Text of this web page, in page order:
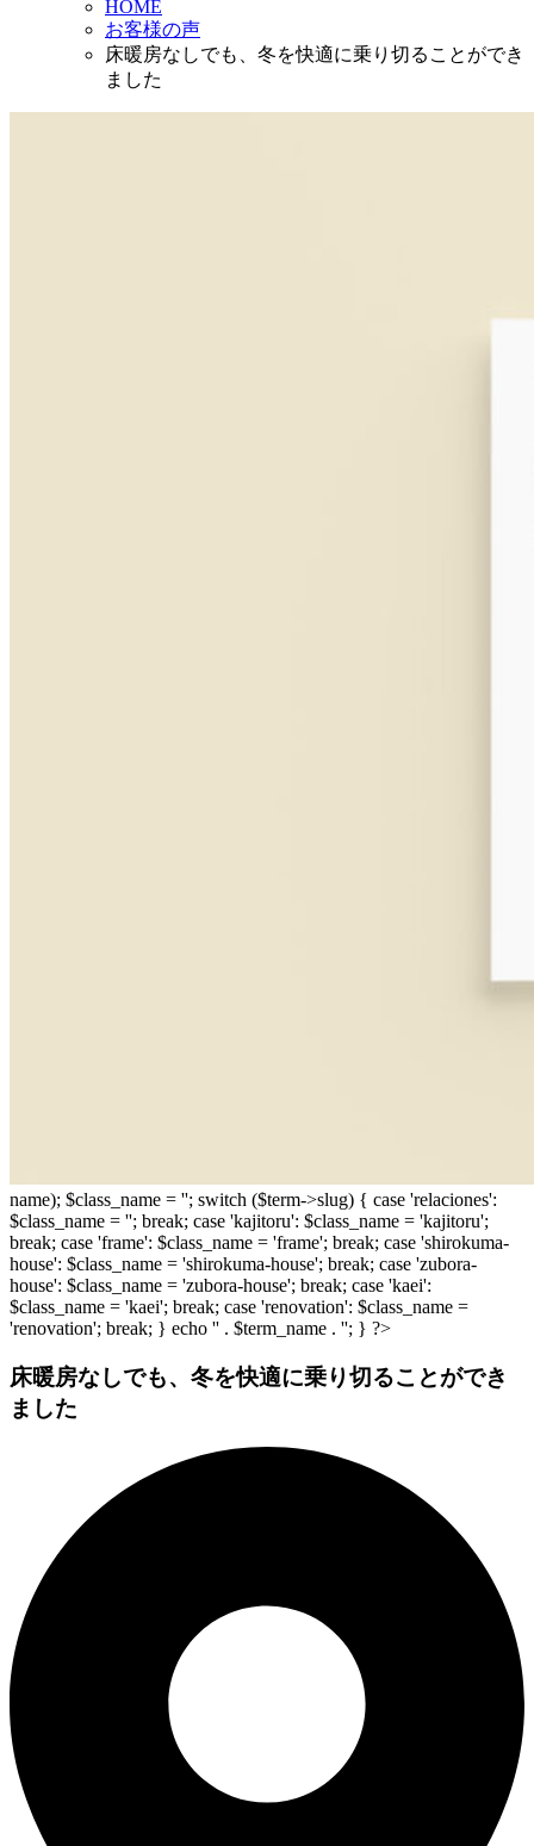
HOME
お客様の声
床暖房なしでも、冬を快適に乗り切ることができ
ました
name); $class_name = ''; switch ($term->slug) { case 'relaciones':
$class_name = ''; break; case 'kajitoru': $class_name = 'kajitoru';
break; case 'frame': $class_name = 'frame'; break; case 'shirokuma-
house': $class_name = 'shirokuma-house'; break; case 'zubora-
house': $class_name = 'zubora-house'; break; case 'kaei':
$class_name = 'kaei'; break; case 'renovation': $class_name =
'renovation'; break; } echo '' . $term_name . ''; } ?>
床暖房なしでも、冬を快適に乗り切ることができ
ました